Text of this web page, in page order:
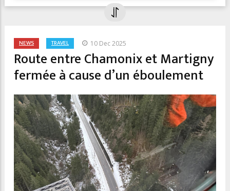
NEWS TRAVEL 10 Dec 2025
Route entre Chamonix et Martigny
fermée à cause d’un éboulement